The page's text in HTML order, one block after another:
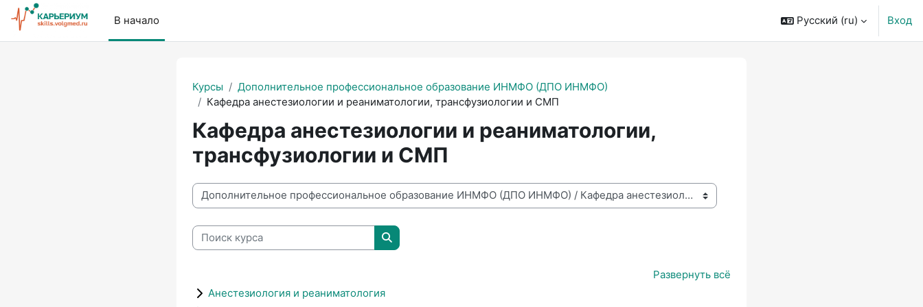
Перейти к основному содержанию
В начало
Русский ‎(ru)‎ Вход
Курсы
Дополнительное профессиональное образование ИНМФО (ДПО ИНМФО)
Кафедра анестезиологии и реаниматологии, трансфузиологии и СМП
Кафедра анестезиологии и реаниматологии,
трансфузиологии и СМП
Категории курсов
Поиск курса
Поиск курса
Развернуть всё
Анестезиология и реаниматология